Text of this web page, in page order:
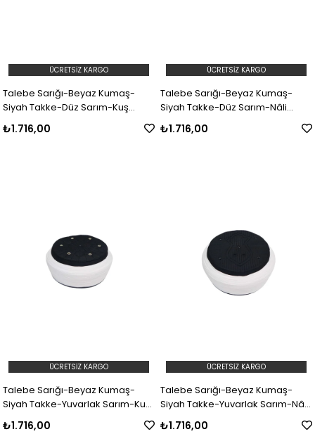
Talebe Sarığı-Beyaz Kumaş-
Siyah Takke-Düz Sarım-Kuş
₺1.716,00
ÜCRETSIZ KARGO
Talebe Sarığı-Beyaz Kumaş-
Siyah Takke-Düz Sarım-Nâli
₺1.716,00
ÜCRETSIZ KARGO
Talebe Sarığı-Beyaz Kumaş-
Siyah Takke-Yuvarlak Sarım-Kuş
Gözlü-5 metre
₺1.716,00
ÜCRETSIZ KARGO
Talebe Sarığı-Beyaz Kumaş-
Siyah Takke-Yuvarlak Sarım-Nâli
Şerif-5 metre
₺1.716,00
ÜCRETSIZ KARGO